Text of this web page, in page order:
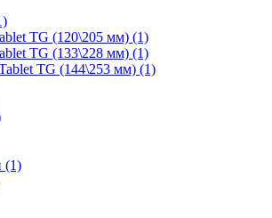
TG (120\205 мм) (1)
TG (133\228 мм) (1)
TG (144\253 мм) (1)
(1)